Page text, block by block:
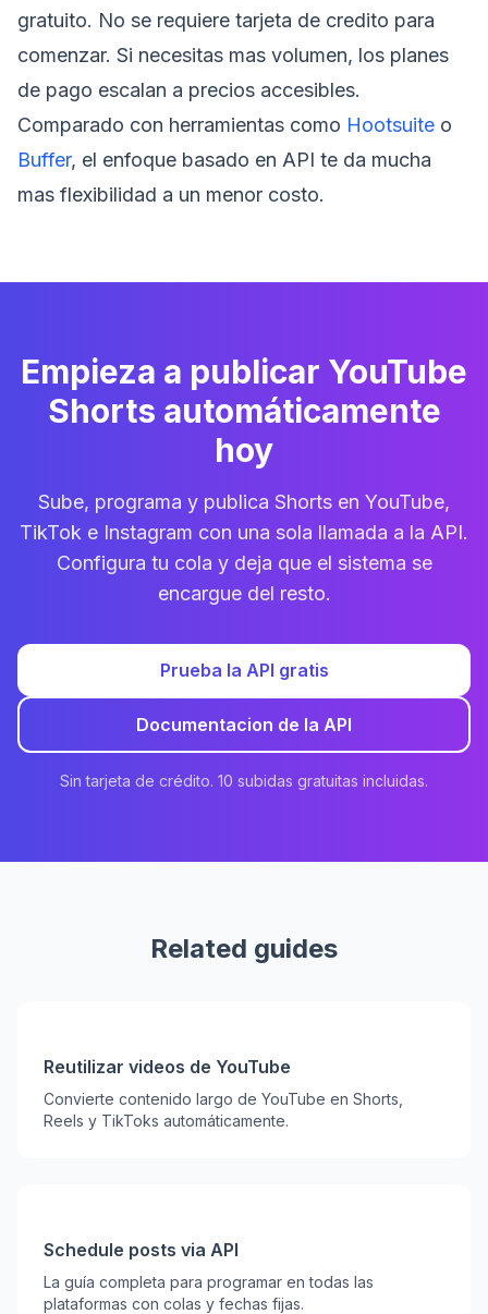
gratuito. No se requiere tarjeta de credito para
comenzar. Si necesitas mas volumen, los planes
de pago escalan a precios accesibles.
Comparado con herramientas como Hootsuite o
Buffer, el enfoque basado en API te da mucha
mas flexibilidad a un menor costo.
Empieza a publicar YouTube
Shorts automáticamente
hoy
Sube, programa y publica Shorts en YouTube,
TikTok e Instagram con una sola llamada a la API.
Configura tu cola y deja que el sistema se
encargue del resto.
Prueba la API gratis
Documentacion de la API
Sin tarjeta de crédito. 10 subidas gratuitas incluidas.
Related guides
Reutilizar videos de YouTube
Convierte contenido largo de YouTube en Shorts,
Reels y TikToks automáticamente.
Schedule posts via API
La guía completa para programar en todas las
plataformas con colas y fechas fijas.